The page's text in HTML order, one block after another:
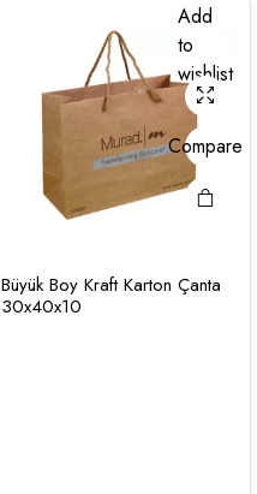
Add
to
wishlist
Compare
Büyük Boy Kraft Karton Çanta
30x40x10